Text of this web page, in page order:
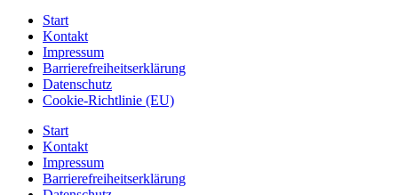
Start
Kontakt
Impressum
Barrierefreiheitserklärung
Datenschutz
Cookie-Richtlinie (EU)
Start
Kontakt
Impressum
Barrierefreiheitserklärung